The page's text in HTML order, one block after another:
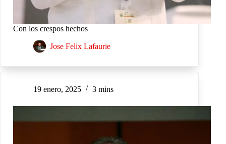
Con los crespos hechos
Jose Felix Lafaurie
19 enero, 2025 3 mins